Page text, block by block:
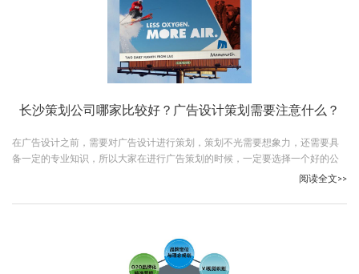
长沙策划公司哪家比较好？广告设计策划需要注意什么？
在广告设计之前，需要对广告设计进行策划，策划不光需要想象力，还需要具
备一定的专业知识，所以大家在进行广告策划的时候，一定要选择一个好的公
阅读全文>>